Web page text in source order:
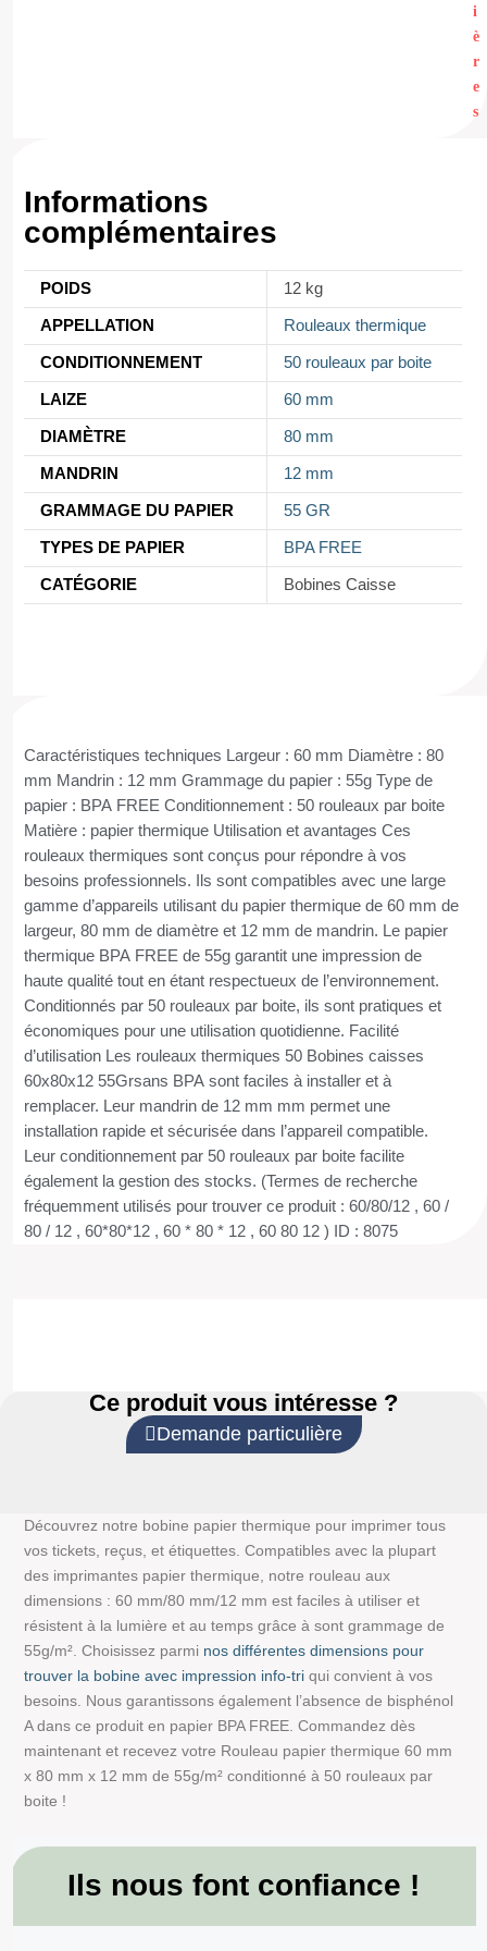
i
è
r
e
s
Informations
complémentaires
POIDS 12 kg
APPELLATION Rouleaux thermique
CONDITIONNEMENT 50 rouleaux par boite
LAIZE 60 mm
DIAMÈTRE 80 mm
MANDRIN 12 mm
GRAMMAGE DU PAPIER 55 GR
TYPES DE PAPIER BPA FREE
CATÉGORIE Bobines Caisse
Caractéristiques techniques Largeur : 60 mm Diamètre : 80
mm Mandrin : 12 mm Grammage du papier : 55g Type de
papier : BPA FREE Conditionnement : 50 rouleaux par boite
Matière : papier thermique Utilisation et avantages Ces
rouleaux thermiques sont conçus pour répondre à vos
besoins professionnels. Ils sont compatibles avec une large
gamme d’appareils utilisant du papier thermique de 60 mm de
largeur, 80 mm de diamètre et 12 mm de mandrin. Le papier
thermique BPA FREE de 55g garantit une impression de
haute qualité tout en étant respectueux de l’environnement.
Conditionnés par 50 rouleaux par boite, ils sont pratiques et
économiques pour une utilisation quotidienne. Facilité
d’utilisation Les rouleaux thermiques 50 Bobines caisses
60x80x12 55Grsans BPA sont faciles à installer et à
remplacer. Leur mandrin de 12 mm mm permet une
installation rapide et sécurisée dans l’appareil compatible.
Leur conditionnement par 50 rouleaux par boite facilite
également la gestion des stocks. (Termes de recherche
fréquemment utilisés pour trouver ce produit : 60/80/12 , 60 /
80 / 12 , 60*80*12 , 60 * 80 * 12 , 60 80 12 ) ID : 8075
Ce produit vous intéresse ?
Demande particulière
Découvrez notre bobine papier thermique pour imprimer tous
vos tickets, reçus, et étiquettes. Compatibles avec la plupart
des imprimantes papier thermique, notre rouleau aux
dimensions : 60 mm/80 mm/12 mm est faciles à utiliser et
résistent à la lumière et au temps grâce à sont grammage de
55g/m². Choisissez parmi nos différentes dimensions pour
trouver la bobine avec impression info-tri qui convient à vos
besoins. Nous garantissons également l’absence de bisphénol
A dans ce produit en papier BPA FREE. Commandez dès
maintenant et recevez votre Rouleau papier thermique 60 mm
x 80 mm x 12 mm de 55g/m² conditionné à 50 rouleaux par
boite !
Ils nous font confiance !